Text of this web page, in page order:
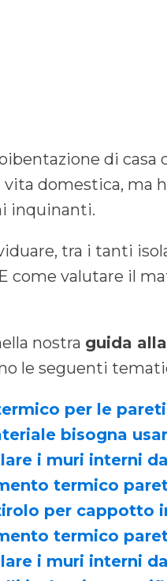
di casa
vita domestica, ma
inquinanti.
tra i tanti
come valutare il
nostra guida
le seguenti
per le
bisogna
i muri interni
termico
per cappotto
termico
i muri interni